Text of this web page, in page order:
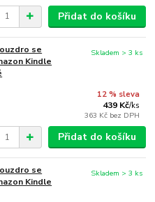
Přidat do košíku
se
Kindle
12 % sleva
439 Kč/ks
363 Kč bez DPH
Skladem > 3 ks
Přidat do košíku
se
Kindle
Skladem > 3 ks